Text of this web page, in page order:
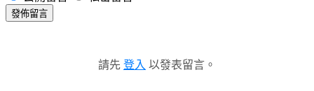
發佈留言
請先 登入 以發表留言。